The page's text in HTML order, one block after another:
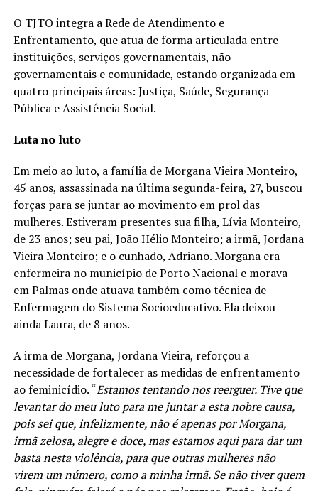
O TJTO integra a Rede de Atendimento e
Enfrentamento, que atua de forma articulada entre
instituições, serviços governamentais, não
governamentais e comunidade, estando organizada em
quatro principais áreas: Justiça, Saúde, Segurança
Pública e Assistência Social.
Luta no luto
Em meio ao luto, a família de Morgana Vieira Monteiro,
45 anos, assassinada na última segunda-feira, 27, buscou
forças para se juntar ao movimento em prol das
mulheres. Estiveram presentes sua filha, Lívia Monteiro,
de 23 anos; seu pai, João Hélio Monteiro; a irmã, Jordana
Vieira Monteiro; e o cunhado, Adriano. Morgana era
enfermeira no município de Porto Nacional e morava
em Palmas onde atuava também como técnica de
Enfermagem do Sistema Socioeducativo. Ela deixou
ainda Laura, de 8 anos.
A irmã de Morgana, Jordana Vieira, reforçou a
necessidade de fortalecer as medidas de enfrentamento
ao feminicídio. “Estamos tentando nos reerguer. Tive que
levantar do meu luto para me juntar a esta nobre causa,
pois sei que, infelizmente, não é apenas por Morgana,
irmã zelosa, alegre e doce, mas estamos aqui para dar um
basta nesta violência, para que outras mulheres não
virem um número, como a minha irmã. Se não tiver quem